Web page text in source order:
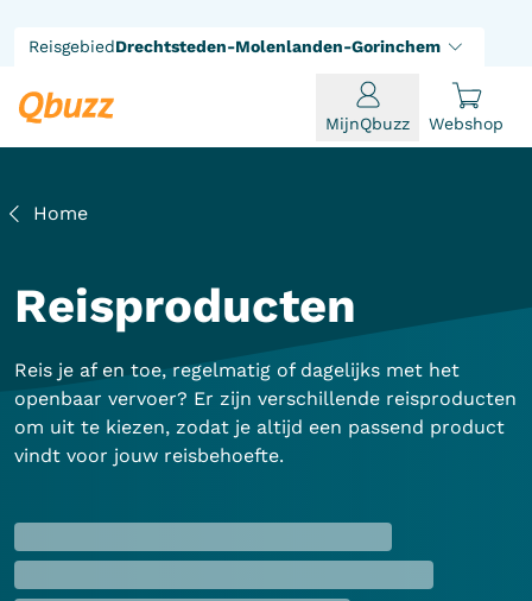
ReisgebiedDrechtsteden-Molenlanden-Gorinchem
MijnQbuzz Webshop
Home
Reisproducten
Reis je af en toe, regelmatig of dagelijks met het
openbaar vervoer? Er zijn verschillende reisproducten
om uit te kiezen, zodat je altijd een passend product
vindt voor jouw reisbehoefte.